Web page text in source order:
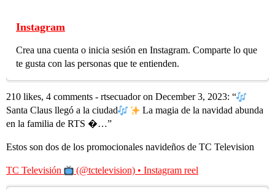
Instagram
Crea una cuenta o inicia sesión en Instagram. Comparte lo que
te gusta con las personas que te entienden.
210 likes, 4 comments - rtsecuador on December 3, 2023: “
Santa Claus llegó a la ciudad​
La magia de la navidad abunda
en la familia de RTS �…”
Estos son dos de los promocionales navideños de TC Television
TC Televisión (@tctelevision) • Instagram reel